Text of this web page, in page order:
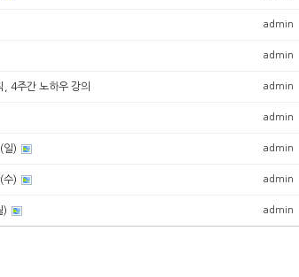
admin
admin
4주간 노하우 강의 admin
admin
일) admin
수) admin
) admin